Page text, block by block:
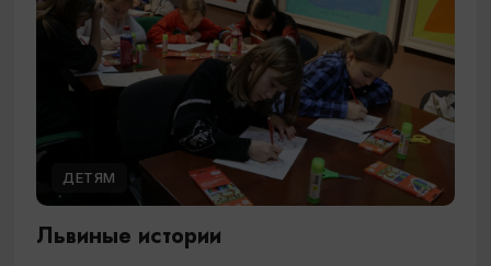
ДЕТЯМ
Львиные истории